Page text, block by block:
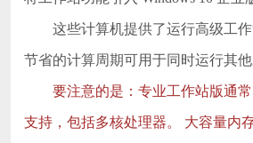
这些计算机提供了运行高级工作
节省的计算周期可用于同时运行其他
要注意的是：专业工作站版通常
支持，包括多核处理器。 大容量内